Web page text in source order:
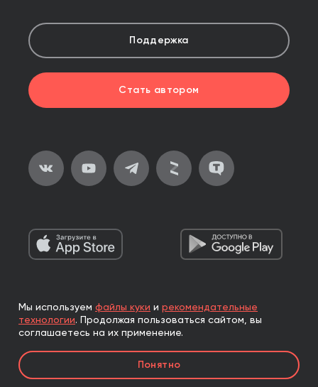
Поддержка
Стать автором
2026, ООО «Альпина Паблишер»
Все права защищены
Книги реализуются ООО «Альпина Паблишер»
по договору комиссии с ООО «Альпина нон-фикшн»,
по договору комиссии с ООО «Альпина ПРО».
Мы используем файлы куки и рекомендательные
технологии. Продолжая пользоваться сайтом, вы
соглашаетесь на их применение.
Понятно